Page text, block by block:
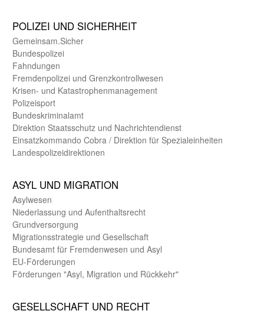
POLIZEI UND SICHER­HEIT
Gemein­sam.Sicher
Bundes­polizei
Fahndungen
Fremdenpolizei und Grenzkontrollwesen
Krisen- und Katastrophen­management
Polizeisport
Bundes­kriminal­amt
Direktion Staats­schutz und Nach­richten­dienst
Einsatz­kommando Cobra / Direktion für Spezialeinheiten
Landes­polizei­direk­tionen
ASYL UND MIGRA­TION
Asyl­wesen
Nieder­lassung und Aufent­halts­recht
Grund­versorgung
Migrations­strategie und Gesell­schaft
Bundes­amt für Fremden­wesen und Asyl
EU-Förde­rungen
Förderungen "Asyl, Migration und Rückkehr"
GE­SELL­SCHAFT UND RECHT